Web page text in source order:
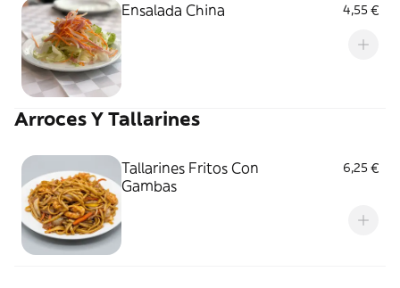
Ensalada China 4,55 €
Arroces Y Tallarines
Tallarines Fritos Con
Gambas
6,25 €